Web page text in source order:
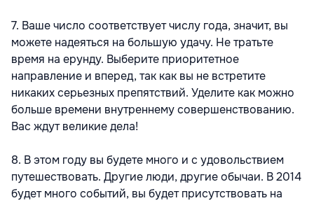
7. Ваше число соответствует числу года, значит, вы
можете надеяться на большую удачу. Не тратьте
время на ерунду. Выберите приоритетное
направление и вперед, так как вы не встретите
никаких серьезных препятствий. Уделите как можно
больше времени внутреннему совершенствованию.
Вас ждут великие дела!
8. В этом году вы будете много и с удовольствием
путешествовать. Другие люди, другие обычаи. В 2014
будет много событий, вы будет присутствовать на